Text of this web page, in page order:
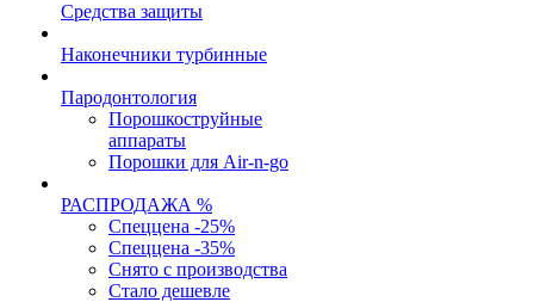
Средства защиты
Наконечники турбинные
Пародонтология
Порошкоструйные
аппараты
Порошки для Air-n-go
РАСПРОДАЖА %
Спеццена -25%
Спеццена -35%
Снято с производства
Стало дешевле